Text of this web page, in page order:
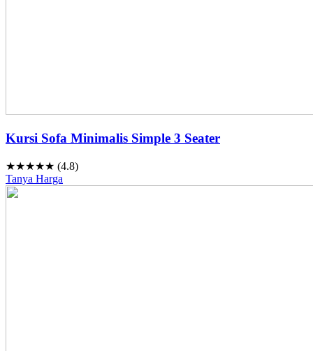
Kursi Sofa Minimalis Simple 3 Seater
★★★★★ (4.8)
Tanya Harga